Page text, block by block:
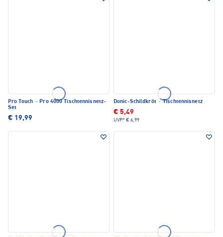
Pro Touch · Pro 4000 Tischtennisnetz-
Set
€ 19,99
Donic-Schildkröt ·Tischtennisnetz
€ 5,49
UVP* € 6,99